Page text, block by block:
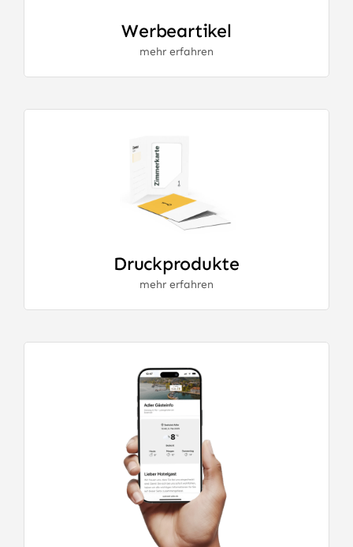
Werbeartikel
mehr erfahren
Druckprodukte
mehr erfahren